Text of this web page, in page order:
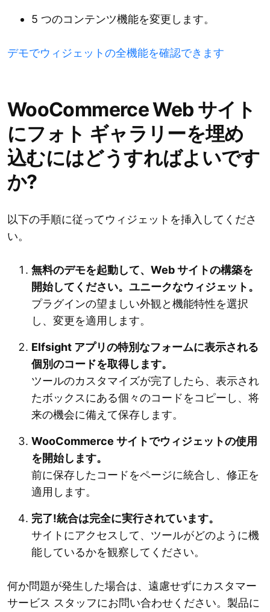
5 つのコンテンツ機能を変更します。
デモでウィジェットの全機能を確認できます
WooCommerce Web サイト
にフォト ギャラリーを埋め
込むにはどうすればよいです
か?
以下の手順に従ってウィジェットを挿入してくださ
い。
無料のデモを起動して、Web サイトの構築を
開始してください。ユニークなウィジェット。
プラグインの望ましい外観と機能特性を選択
し、変更を適用します。
Elfsight アプリの特別なフォームに表示される
個別のコードを取得します。
ツールのカスタマイズが完了したら、表示され
たボックスにある個々のコードをコピーし、将
来の機会に備えて保存します。
WooCommerce サイトでウィジェットの使用
を開始します。
前に保存したコードをページに統合し、修正を
適用します。
完了!統合は完全に実行されています。
サイトにアクセスして、ツールがどのように機
能しているかを観察してください。
何か問題が発生した場合は、遠慮せずにカスタマー
サービス スタッフにお問い合わせください。製品に